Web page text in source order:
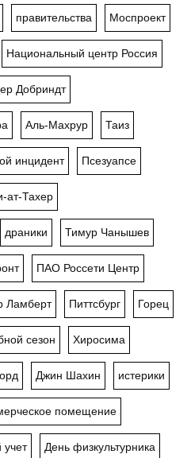
правительства Моспроект
Национальный центр Россия
Добриндт
Аль-Махрур Таиз
инцидент Псезуапсе
ат-Тахер
драники Тимур Чанышев
ПАО Россети Центр
Ламберт Питтсбург Горец
сезон Хиросима
Джин Шахин истерики
помещение
учет День физкультурника